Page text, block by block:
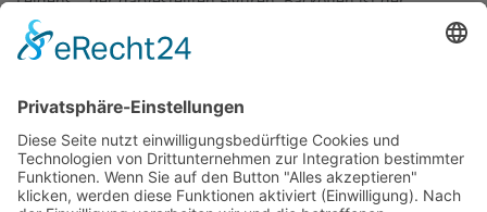
Schöpfer von Kreuzigungsgruppen auf dem
(1511,
heute im Dom) und auf dem
(um 1510/1511) in
Text: Kulturamt
Mehr zum Künstler:Frankfurter Personenlexikon Bio HB